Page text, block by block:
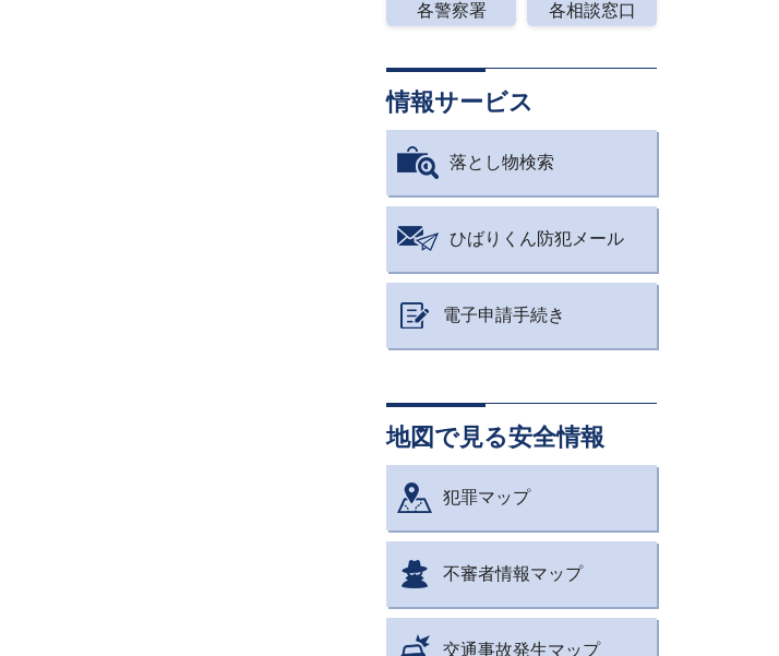
各警察署 各相談窓口
情報サービス
落とし物検索
ひばりくん防犯メール
電子申請手続き
地図で見る安全情報
犯罪マップ
不審者情報マップ
交通事故発生マップ